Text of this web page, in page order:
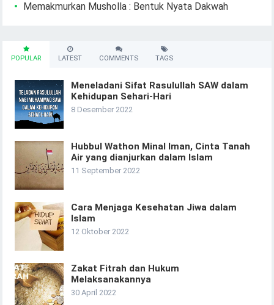
Memakmurkan Musholla : Bentuk Nyata Dakwah
POPULAR LATEST COMMENTS TAGS
Meneladani Sifat Rasulullah SAW dalam
Kehidupan Sehari-Hari
8 Desember 2022
Hubbul Wathon Minal Iman, Cinta Tanah
Air yang dianjurkan dalam Islam
11 September 2022
Cara Menjaga Kesehatan Jiwa dalam
Islam
12 Oktober 2022
Zakat Fitrah dan Hukum
Melaksanakannya
30 April 2022